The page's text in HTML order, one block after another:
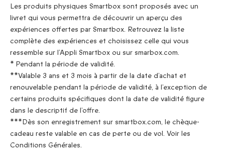
Les produits physiques Smartbox sont proposés avec un
livret qui vous permettra de découvrir un aperçu des
expériences offertes par Smartbox. Retrouvez la liste
complète des expériences et choisissez celle qui vous
ressemble sur l’Appli Smartbox ou sur smarbox.com.
* Pendant la période de validité.
**Valable 3 ans et 3 mois à partir de la date d’achat et
renouvelable pendant la période de validité, à l’exception de
certains produits spécifiques dont la date de validité figure
dans le descriptif de l’offre.
***Dès son enregistrement sur smartbox.com, le chèque-
cadeau reste valable en cas de perte ou de vol. Voir les
Conditions Générales.